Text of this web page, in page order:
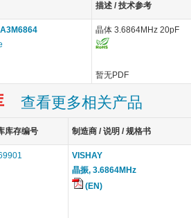
描述 / 技术参考
晶体 3.6864MHz 20pF
暂无PDF
查看更多相关产品
库存编号 制造商 / 说明 / 规格书
VISHAY
晶振, 3.6864MHz
(EN)